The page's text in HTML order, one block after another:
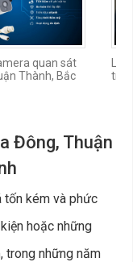
quan sát
Thành, Bắc
Đông, Thuận
tốn kém và phức
hoặc những
trong những năm